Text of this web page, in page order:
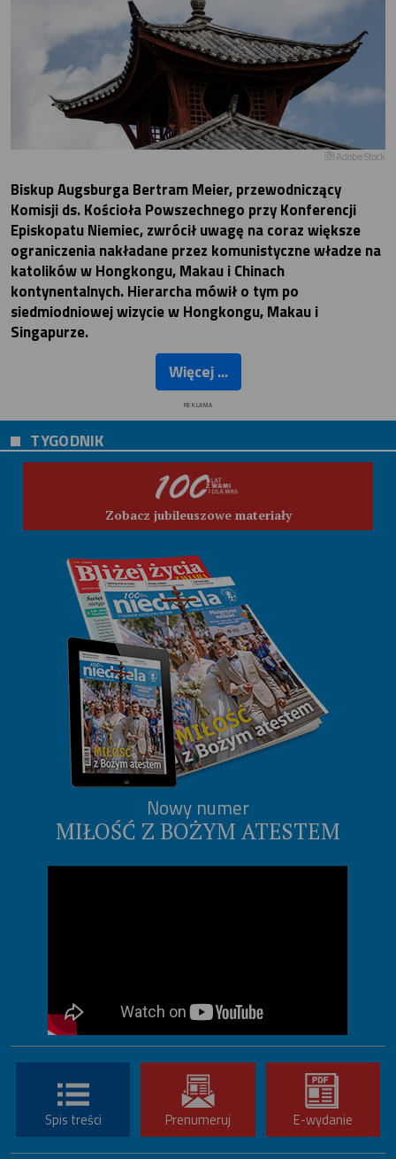
Adobe Stock
Biskup Augsburga Bertram Meier, przewodniczący
Komisji ds. Kościoła Powszechnego przy Konferencji
Episkopatu Niemiec, zwrócił uwagę na coraz większe
ograniczenia nakładane przez komunistyczne władze na
katolików w Hongkongu, Makau i Chinach
kontynentalnych. Hierarcha mówił o tym po
siedmiodniowej wizycie w Hongkongu, Makau i
Singapurze.
Więcej ...
REKLAMA
TYGODNIK
Zobacz jubileuszowe materiały
Nowy numer
MIŁOŚĆ Z BOŻYM ATESTEM
Spis treści Prenumeruj E-wydanie